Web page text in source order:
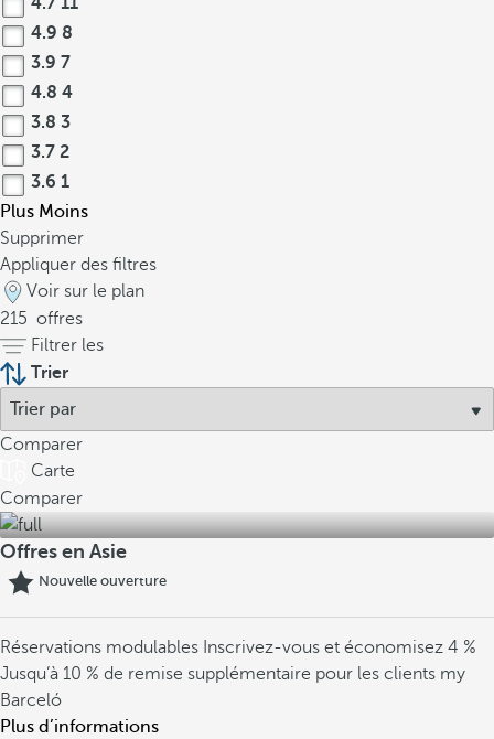
4.9 8
3.9 7
4.8 4
3.8 3
3.7 2
3.6 1
Plus Moins
Supprimer
Appliquer des filtres
Voir sur le plan
215 offres
Filtrer les
Trier
Comparer
Carte
Comparer
Offres en Asie
Nouvelle ouverture
Réservations modulables Inscrivez-vous et économisez 4 %
Jusqu’à 10 % de remise supplémentaire pour les clients my
Barceló
Plus d’informations